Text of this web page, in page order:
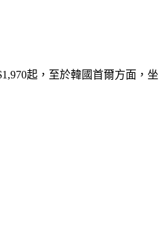
起，至於韓國首爾方面，坐